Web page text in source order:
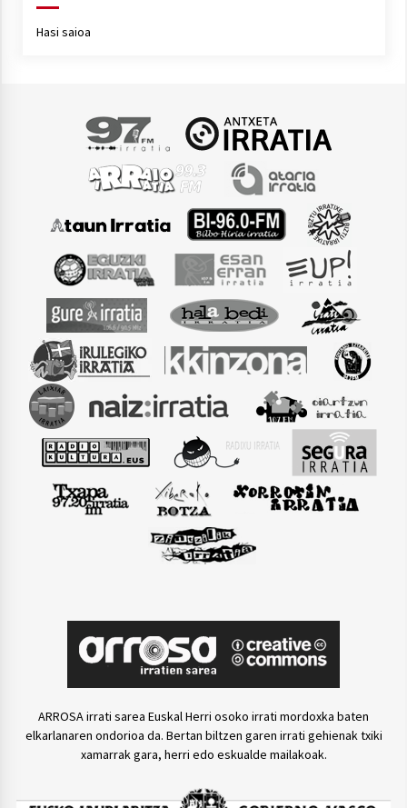
Hasi saioa
ARROSA irrati sarea Euskal Herri osoko irrati mordoxka baten
elkarlanaren ondorioa da. Bertan biltzen garen irrati gehienak txiki
xamarrak gara, herri edo eskualde mailakoak.